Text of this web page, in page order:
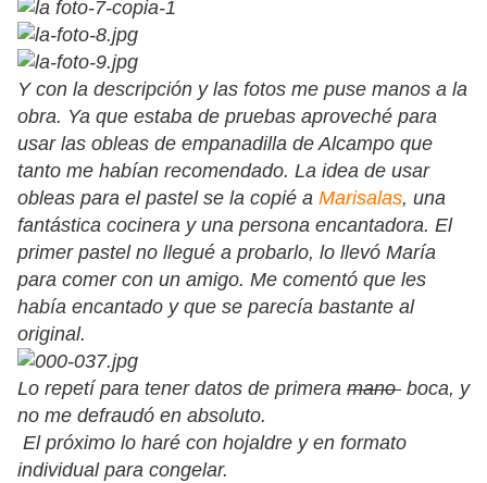
Y con la descripción y las fotos me puse manos a la
obra. Ya que estaba de pruebas aproveché para
usar las obleas de empanadilla de Alcampo que
tanto me habían recomendado. La idea de usar
obleas para el pastel se la copié a Marisalas, una
fantástica cocinera y una persona encantadora. El
primer pastel no llegué a probarlo, lo llevó María
para comer con un amigo. Me comentó que les
había encantado y que se parecía bastante al
original.
Lo repetí para tener datos de primera mano boca, y
no me defraudó en absoluto.
El próximo lo haré con hojaldre y en formato
individual para congelar.